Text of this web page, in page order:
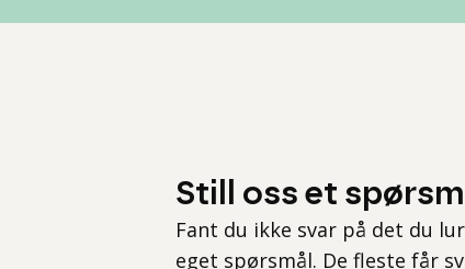
Still oss et
Fant du ikke svar på det du
eget spørsmål. De fleste får